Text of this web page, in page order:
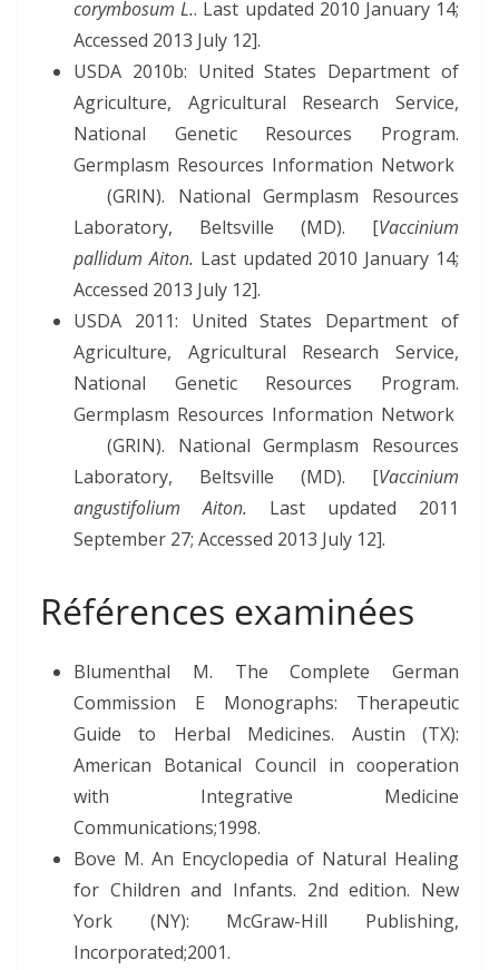
corymbosum L.. Last updated 2010 January 14;
Accessed 2013 July 12].
USDA 2010b: United States Department of
Agriculture, Agricultural Research Service,
National Genetic Resources Program.
Germplasm Resources Information Network
(GRIN). National Germplasm Resources
Laboratory, Beltsville (MD). [Vaccinium
pallidum Aiton. Last updated 2010 January 14;
Accessed 2013 July 12].
USDA 2011: United States Department of
Agriculture, Agricultural Research Service,
National Genetic Resources Program.
Germplasm Resources Information Network
(GRIN). National Germplasm Resources
Laboratory, Beltsville (MD). [Vaccinium
angustifolium Aiton.
Last updated 2011
September 27; Accessed 2013 July 12].
Références examinées
Blumenthal M. The Complete German
Commission E Monographs: Therapeutic
Guide to Herbal Medicines. Austin (TX):
American Botanical Council in cooperation
with Integrative Medicine
Communications;1998.
Bove M. An Encyclopedia of Natural Healing
for Children and Infants. 2nd edition. New
York (NY): McGraw-Hill Publishing,
Incorporated;2001.